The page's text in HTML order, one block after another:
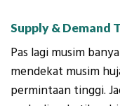
Supply & Demand
Pas lagi musim
mendekat musim
permintaan tinggi.